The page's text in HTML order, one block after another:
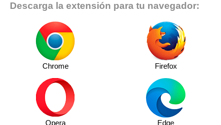
Descarga la extensión para tu navegador:
Chrome Firefox
Opera Edge